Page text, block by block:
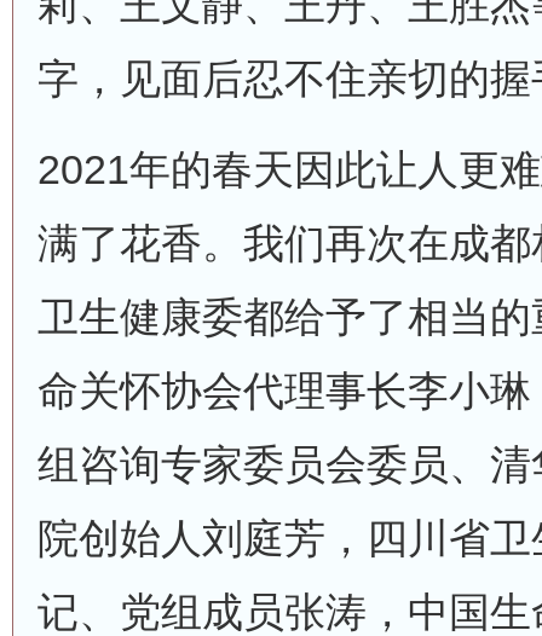
字，见面后忍不住亲切的
2021年的春天因此让人更
满了花香。我们再次在成
卫生健康委都给予了相当
命关怀协会代理事长李小
组咨询专家委员会委员、
院创始人刘庭芳，四川省
记、党组成员张涛，中国